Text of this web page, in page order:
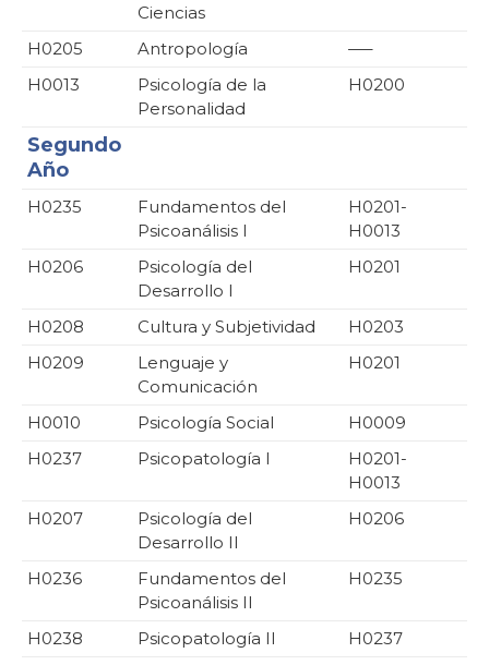
Ciencias
H0205 Antropología
—–
H0013
Psicología de la
Personalidad
H0200
Segundo
Año
H0235
Fundamentos del
Psicoanálisis I
H0201-
H0013
H0206
Psicología del
Desarrollo I
H0201
H0208 Cultura y Subjetividad
H0203
H0209
Lenguaje y
Comunicación
H0201
H0010 Psicología Social
H0009
H0237
Psicopatología I
H0201-
H0013
H0207
Psicología del
Desarrollo II
H0206
H0236
Fundamentos del
Psicoanálisis II
H0235
H0238 Psicopatología II
H0237